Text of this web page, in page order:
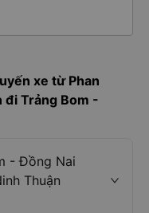
xe từ Phan
đi Trảng Bom -
- Đồng Nai
Thuận